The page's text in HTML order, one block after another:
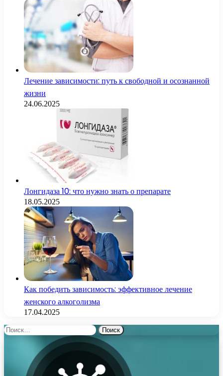
Лечение зависимости: путь к свободной и осознанной
жизни
24.06.2025
Лонгидаза 10: что нужно знать о препарате
18.05.2025
Как победить зависимость: эффективное лечение
женского алкоголизма
17.04.2025
Найти: